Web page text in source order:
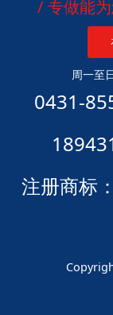
/ 专做能
周一至
0431-
注册商标